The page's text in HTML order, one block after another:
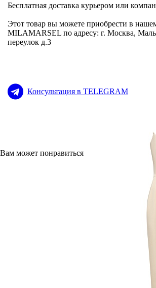
Бесплатная доставка курьером или
Этот товар вы можете приобрести в
MILAMARSEL по адресу: г. Москва,
переулок д.3
Консультация в TELEGRAM
Вам может понравиться